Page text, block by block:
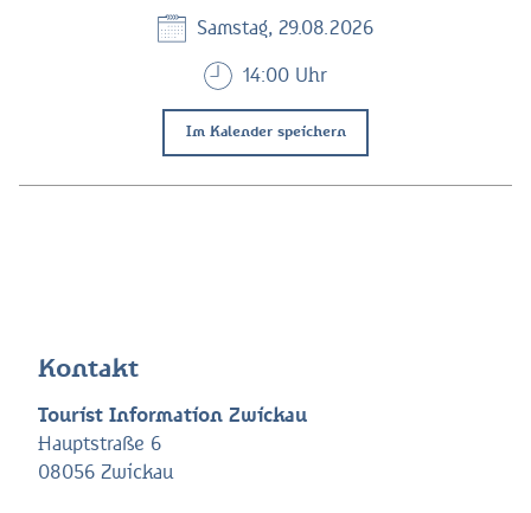
Samstag, 29.08.2026
14:00 Uhr
Im Kalender speichern
Kontakt
Tourist Information Zwickau
Hauptstraße 6
08056 Zwickau